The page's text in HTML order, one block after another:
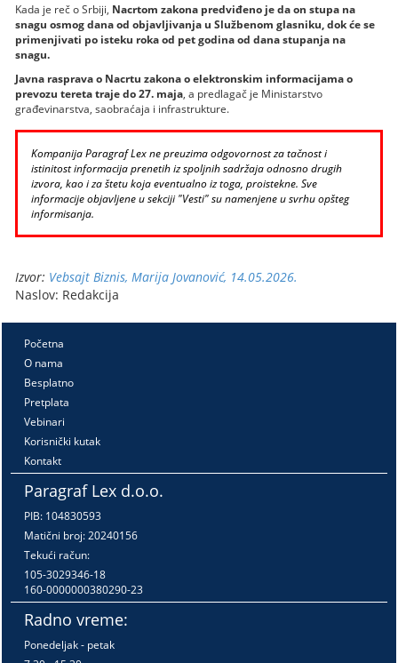
Kada je reč o Srbiji, Nacrtom zakona predviđeno je da on stupa na
snagu osmog dana od objavljivanja u Službenom glasniku, dok će se
primenjivati po isteku roka od pet godina od dana stupanja na
snagu.
Javna rasprava o Nacrtu zakona o elektronskim informacijama o
prevozu tereta traje do 27. maja, a predlagač je Ministarstvo
građevinarstva, saobraćaja i infrastrukture.
Kompanija Paragraf Lex ne preuzima odgovornost za tačnost i
istinitost informacija prenetih iz spoljnih sadržaja odnosno drugih
izvora, kao i za štetu koja eventualno iz toga, proistekne. Sve
informacije objavljene u sekciji "Vesti" su namenjene u svrhu opšteg
informisanja.
Izvor: Vebsajt Biznis, Marija Jovanović, 14.05.2026.
Naslov: Redakcija
Početna
O nama
Besplatno
Pretplata
Vebinari
Korisnički kutak
Kontakt
Paragraf Lex d.o.o.
PIB: 104830593
Matični broj: 20240156
Tekući račun:
105-3029346-18
160-0000000380290-23
Radno vreme:
Ponedeljak - petak